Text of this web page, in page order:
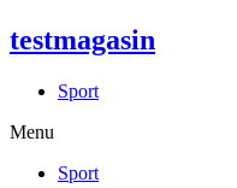
testmagasin
Sport
Menu
Sport